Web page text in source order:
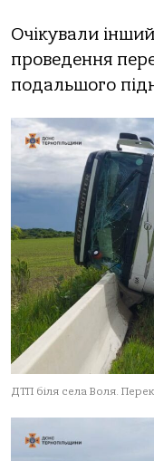
Очікували
проведення
подальшого
ДТП біля села Воля.